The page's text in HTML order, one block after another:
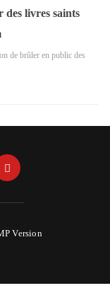
des livres saints
de brûler en public des
Version